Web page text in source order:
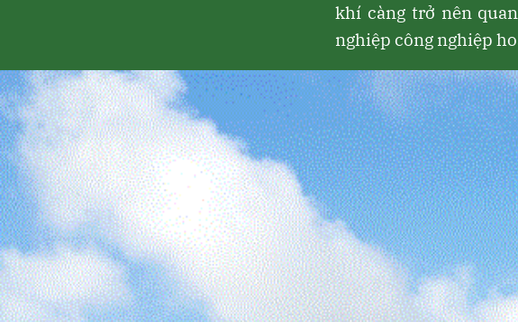
khí càng trở nên
nghiệp công nghiệp